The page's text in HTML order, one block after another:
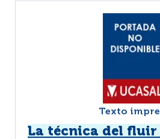
Texto
La técnica del fluir